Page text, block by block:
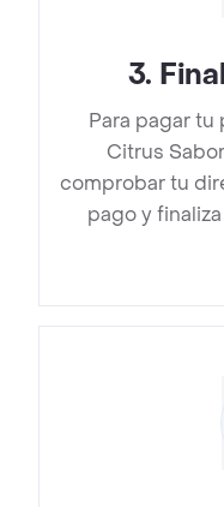
3.
Para pagar
Citrus
comprobar tu
pago y